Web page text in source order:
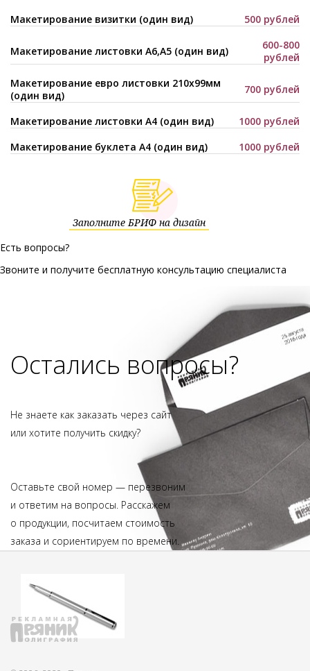
Макетирование визитки (один вид) 500 рублей
Макетирование листовки А6,А5 (один вид)
600-800
рублей
Макетирование евро листовки 210х99мм
(один вид)
700 рублей
Макетирование листовки А4 (один вид)
1000 рублей
Макетирование буклета А4 (один вид)
1000 рублей
Заполните БРИФ на дизайн
Есть вопросы?
Звоните и получите бесплатную консультацию специалиста
Остались вопросы?
Не знаете как заказать через сайт
или хотите получить скидку?
Оставьте свой номер — перезвоним
и ответим на вопросы. Расскажем
о продукции, посчитаем стоимость
заказа и сориентируем по времени.